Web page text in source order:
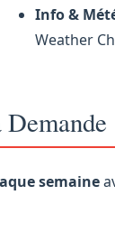
Info &
Weather
semaine